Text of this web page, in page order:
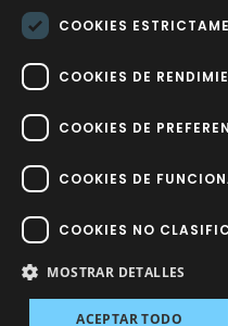
HORARIO COMERCIAL
Lunes a viernes
10:00 a 14:00 / 18:00 a 21:00
Factory Sport 2023© – Todos
Impulsoh
COOKIES
COOKIES DE
COOKIES DE
COOKIES DE
COOKIES NO
MOSTRAR DETALLES
ACEPTAR TODO